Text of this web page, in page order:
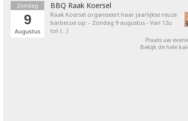
Zondag
9
Augustus
BBQ Raak Koersel
Raak Koersel organiseert haar jaarlijkse reuze
barbecue op: - Zondag 9 augustus - Van 12u
tot (…)
Plaats uw
Bekijk de hele